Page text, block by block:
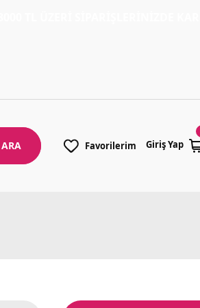
ARA Favorilerim Giriş Yap